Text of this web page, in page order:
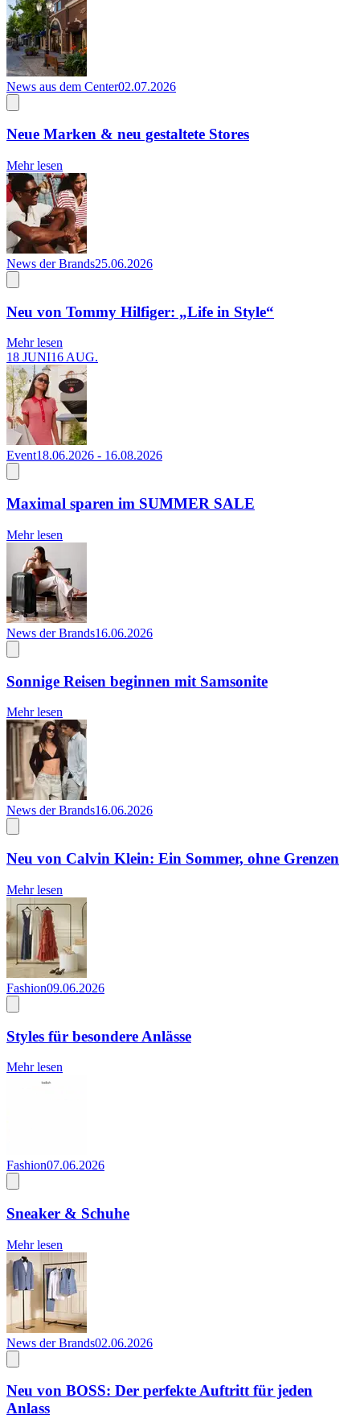
News aus dem Center02.07.2026
Neue Marken & neu gestaltete Stores
Mehr lesen
News der Brands25.06.2026
Neu von Tommy Hilfiger: „Life in Style“
Mehr lesen
18 JUNI16 AUG.
Event18.06.2026 - 16.08.2026
Maximal sparen im SUMMER SALE
Mehr lesen
News der Brands16.06.2026
Sonnige Reisen beginnen mit Samsonite
Mehr lesen
News der Brands16.06.2026
Neu von Calvin Klein: Ein Sommer, ohne Grenzen
Mehr lesen
Fashion09.06.2026
Styles für besondere Anlässe
Mehr lesen
Fashion07.06.2026
Sneaker & Schuhe
Mehr lesen
News der Brands02.06.2026
Neu von BOSS: Der perfekte Auftritt für jeden
Anlass